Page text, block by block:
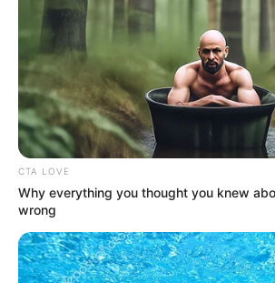
NOTICIAS
Capturan
Bolívar a
abusó
en
50.000
CTA LOVE
Why everything you thought you knew
wrong